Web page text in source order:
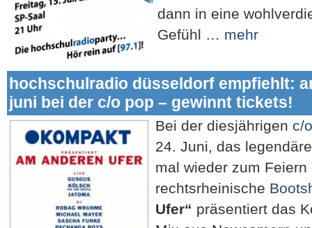
dann in eine
Gefühl … mehr
hochschulradio düsseldorf empfiehlt:
juni bei der c/o pop – gewinnt tickets!
Bei der diesjährigen c/
24. Juni, das
mal wieder zum
rechtsrheinische
Ufer“ präsentiert das